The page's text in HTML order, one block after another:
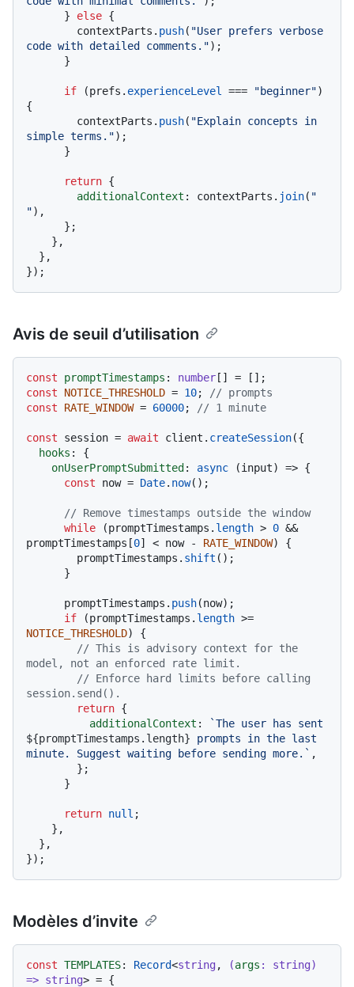
      }
else {
        contextParts.
push( "User prefers verbose
code with detailed comments.");
if (prefs. experienceLevel === "beginner")
{
        contextParts.
push( "Explain concepts in
simple terms.");
return {
additionalContext : contextParts. join( "
"),
Avis de seuil d’utilisation
const promptTimestamps : number
const
NOTICE_THRESHOLD = 10;
// prompts
const
RATE_WINDOW = 60000; // 1 minute
const session = await client. createSession({
hooks : {
onUserPromptSubmitted : async (input) => {
const now = Date. now();
// Remove timestamps outside the window
while (promptTimestamps. length > 0 &&
promptTimestamps[0] < now - RATE_WINDOW) {
        promptTimestamps.
shift ();
      promptTimestamps.
push(now);
if (promptTimestamps. length
NOTICE_THRESHOLD) {
// This is advisory context for the
model, not an enforced rate limit.
// Enforce hard limits before calling
session.send().
return {
additionalContext :
${promptTimestamps.length} prompts in the last
minute. Suggest waiting before sending more.` ,
return null ;
Modèles d’invite
const TEMPLATES: Record<string, (args : string)
=> string> = {